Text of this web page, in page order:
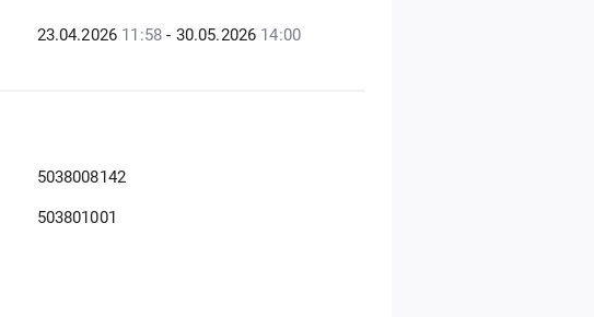
23.04.2026 11:58 - 30.05.2026 14:00
5038008142
503801001